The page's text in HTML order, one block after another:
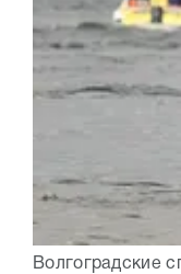
Волгоградские